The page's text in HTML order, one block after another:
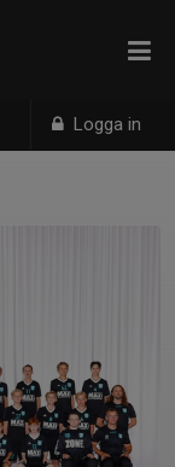
Logga in